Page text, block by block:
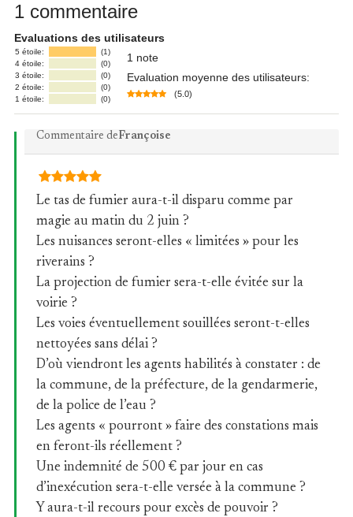
1 commentaire
Evaluations des utilisateurs
5 étoile:
(1)
4 étoile:
(0)
3 étoile:
(0)
2 étoile:
(0)
1 étoile:
(0)
1 note
Evaluation moyenne des utilisateurs:
(5.0)
Commentaire deFrançoise
Le tas de fumier aura-t-il disparu comme par
magie au matin du 2 juin ?
Les nuisances seront-elles « limitées » pour les
riverains ?
La projection de fumier sera-t-elle évitée sur la
voirie ?
Les voies éventuellement souillées seront-t-elles
nettoyées sans délai ?
D’où viendront les agents habilités à constater : de
la commune, de la préfecture, de la gendarmerie,
de la police de l’eau ?
Les agents « pourront » faire des constations mais
en feront-ils réellement ?
Une indemnité de 500 € par jour en cas
d’inexécution sera-t-elle versée à la commune ?
Y aura-t-il recours pour excès de pouvoir ?